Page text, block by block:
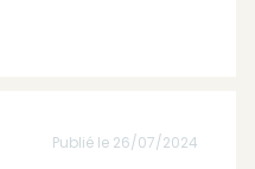
Publié le 26/07/2024